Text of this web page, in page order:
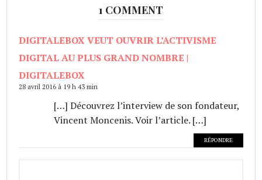
1 COMMENT
DIGITALEBOX VEUT OUVRIR L’ACTIVISME
DIGITAL AU PLUS GRAND NOMBRE |
DIGITALEBOX
28 avril 2016 à 19 h 43 min
[…] Découvrez l’interview de son fondateur,
Vincent Moncenis. Voir l’article. […]
RÉPONDRE